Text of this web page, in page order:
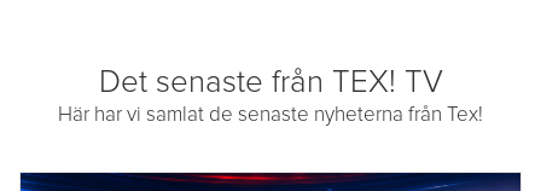
Det senaste från TEX! TV
Här har vi samlat de senaste nyheterna från Tex!